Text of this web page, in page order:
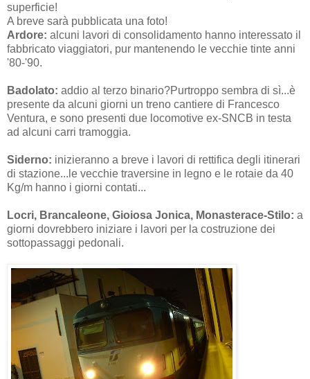
superficie!
A breve sarà pubblicata una foto!
Ardore: alcuni lavori di consolidamento hanno interessato il
fabbricato viaggiatori, pur mantenendo le vecchie tinte anni
'80-'90.
Badolato: addio al terzo binario?Purtroppo sembra di sì...è
presente da alcuni giorni un treno cantiere di Francesco
Ventura, e sono presenti due locomotive ex-SNCB in testa
ad alcuni carri tramoggia.
Siderno: inizieranno a breve i lavori di rettifica degli itinerari
di stazione...le vecchie traversine in legno e le rotaie da 40
Kg/m hanno i giorni contati...
Locri, Brancaleone, Gioiosa Jonica, Monasterace-Stilo: a
giorni dovrebbero iniziare i lavori per la costruzione dei
sottopassaggi pedonali.